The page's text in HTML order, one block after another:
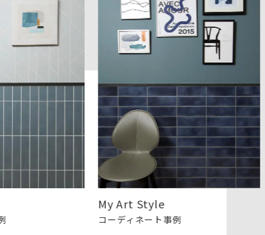
My Art Style
コーディネート事例